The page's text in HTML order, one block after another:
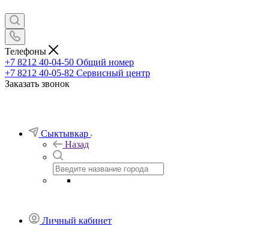
Телефоны
+7 8212 40-04-50 Общий номер
+7 8212 40-05-82 Сервисный центр
Заказать звонок
Сыктывкар
Назад
Личный кабинет